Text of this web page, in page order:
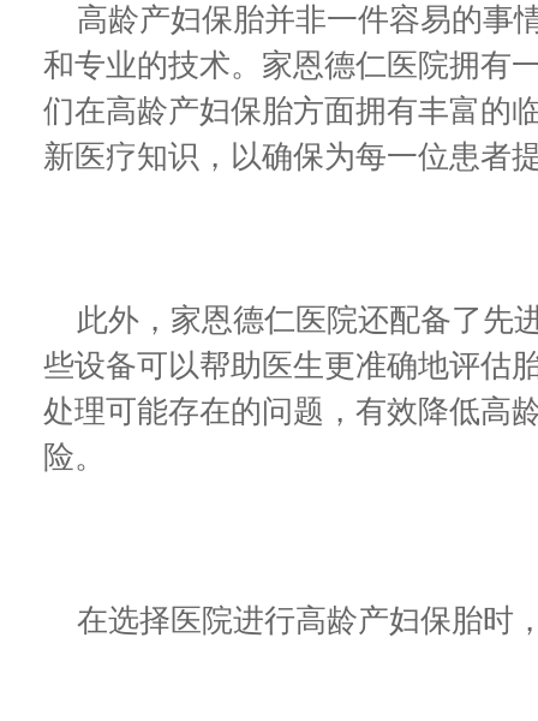
高龄产妇保胎并非一件容易的事
和专业的技术。家恩德仁医院拥有
们在高龄产妇保胎方面拥有丰富的
新医疗知识，以确保为每一位患者
此外，家恩德仁医院还配备了先
些设备可以帮助医生更准确地评估
处理可能存在的问题，有效降低高
险。
在选择医院进行高龄产妇保胎时